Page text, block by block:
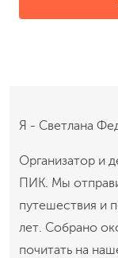
Я - Светлана
Организатор и
ПИК. Мы
путешествия и
лет. Собрано
почитать на